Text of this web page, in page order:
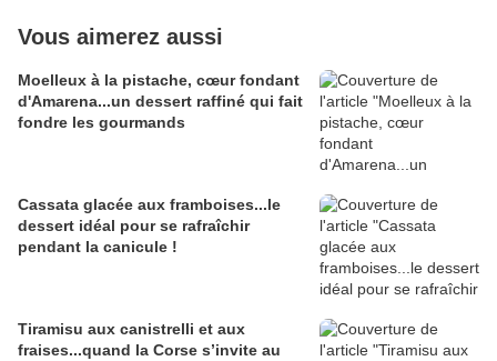
Vous aimerez aussi
Moelleux à la pistache, cœur fondant
d'Amarena...un dessert raffiné qui fait
fondre les gourmands
Cassata glacée aux framboises...le
dessert idéal pour se rafraîchir
pendant la canicule !
Tiramisu aux canistrelli et aux
fraises...quand la Corse s’invite au